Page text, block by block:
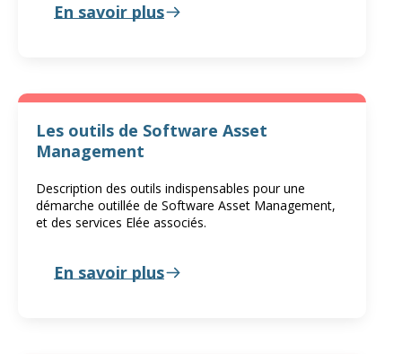
En savoir plus
Les outils de Software Asset
Management
Description des outils indispensables pour une
démarche outillée de Software Asset Management,
et des services Elée associés.
En savoir plus